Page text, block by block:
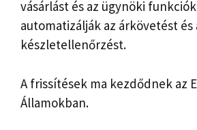
vásárlást és az ügynöki
automatizálják az árkövetést és
készletellenőrzést.
A frissítések ma kezdődnek az
Államokban.